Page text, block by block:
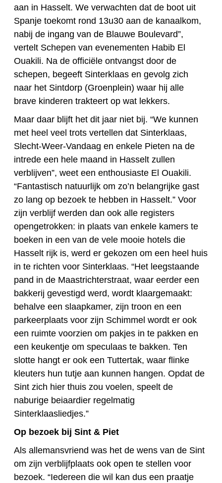
aan in Hasselt. We verwachten dat de boot uit
Spanje toekomt rond 13u30 aan de kanaalkom,
nabij de ingang van de Blauwe Boulevard”,
vertelt Schepen van evenementen Habib El
Ouakili. Na de officiële ontvangst door de
schepen, begeeft Sinterklaas en gevolg zich
naar het Sintdorp (Groenplein) waar hij alle
brave kinderen trakteert op wat lekkers.
Maar daar blijft het dit jaar niet bij. “We kunnen
met heel veel trots vertellen dat Sinterklaas,
Slecht-Weer-Vandaag en enkele Pieten na de
intrede een hele maand in Hasselt zullen
verblijven”, weet een enthousiaste El Ouakili.
“Fantastisch natuurlijk om zo’n belangrijke gast
zo lang op bezoek te hebben in Hasselt.” Voor
zijn verblijf werden dan ook alle registers
opengetrokken: in plaats van enkele kamers te
boeken in een van de vele mooie hotels die
Hasselt rijk is, werd er gekozen om een heel huis
in te richten voor Sinterklaas. “Het leegstaande
pand in de Maastrichterstraat, waar eerder een
bakkerij gevestigd werd, wordt klaargemaakt:
behalve een slaapkamer, zijn troon en een
parkeerplaats voor zijn Schimmel wordt er ook
een ruimte voorzien om pakjes in te pakken en
een keukentje om speculaas te bakken. Ten
slotte hangt er ook een Tuttertak, waar flinke
kleuters hun tutje aan kunnen hangen. Opdat de
Sint zich hier thuis zou voelen, speelt de
naburige beiaardier regelmatig
Sinterklaasliedjes.”
Op bezoek bij Sint & Piet
Als allemansvriend was het de wens van de Sint
om zijn verblijfplaats ook open te stellen voor
bezoek. “Iedereen die wil kan dus een praatje